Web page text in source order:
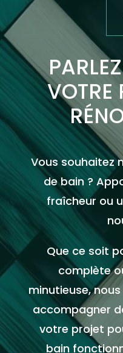
VOTRE
Vous souhaitez
de bain ?
fraîcheur ou
Que ce soit
complète
minutieuse,
accompagner
votre projet
bain